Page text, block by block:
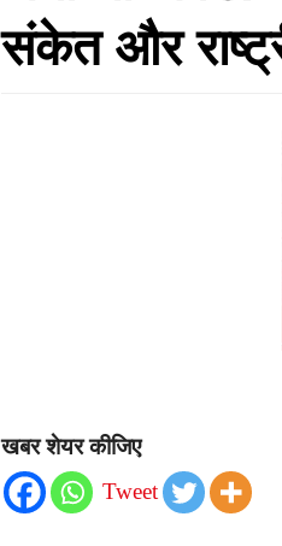
संकेत और
खबर शेयर कीजिए
Tweet